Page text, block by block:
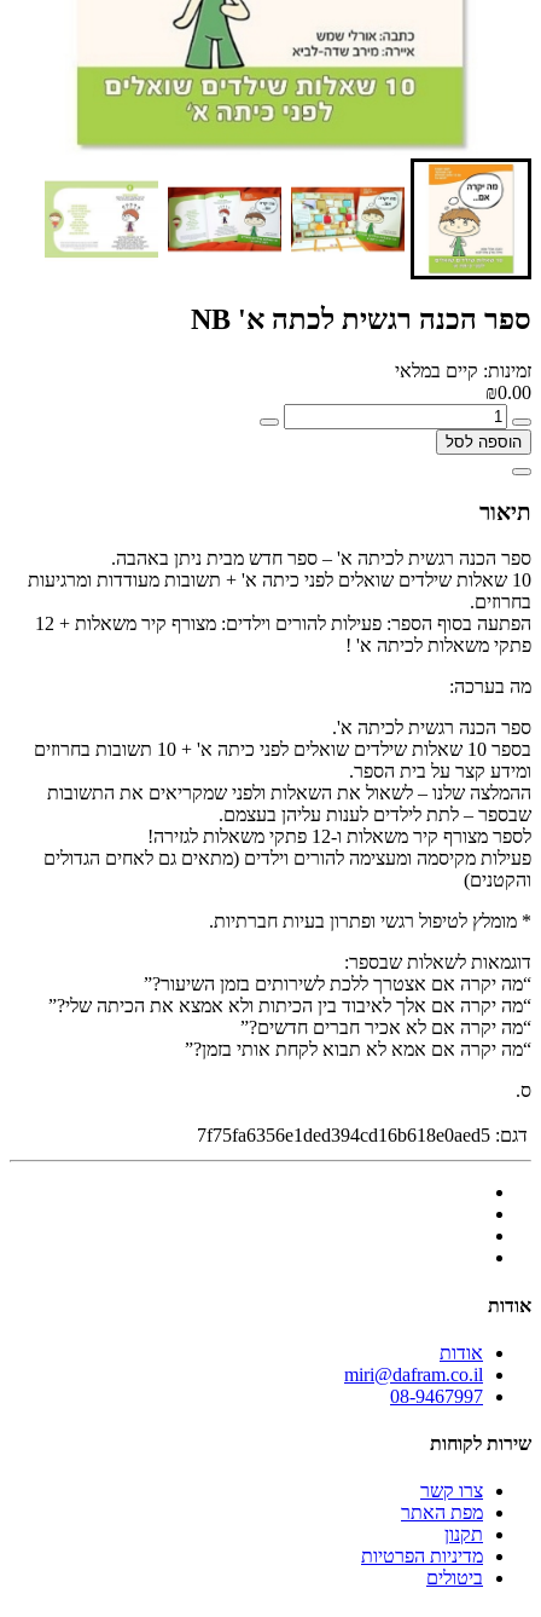
ספר הכנה רגשית לכתה א' NB
זמינות: קיים במלאי
₪0.00
הוספה לסל
תיאור
ספר הכנה רגשית לכיתה א' – ספר חדש מבית ניתן באהבה.
10 שאלות שילדים שואלים לפני כיתה א' + תשובות מעודדות ומרגיעות
בחרוזים.
הפתעה בסוף הספר: פעילות להורים וילדים: מצורף קיר משאלות + 12
פתקי משאלות לכיתה א' !
מה בערכה:
ספר הכנה רגשית לכיתה א'.
בספר 10 שאלות שילדים שואלים לפני כיתה א' + 10 תשובות בחרוזים
ומידע קצר על בית הספר.
ההמלצה שלנו – לשאול את השאלות ולפני שמקריאים את התשובות
שבספר – לתת לילדים לענות עליהן בעצמם.
לספר מצורף קיר משאלות ו-12 פתקי משאלות לגזירה!
פעילות מקיסמה ומעצימה להורים וילדים (מתאים גם לאחים הגדולים
והקטנים)
* מומלץ לטיפול רגשי ופתרון בעיות חברתיות.
דוגמאות לשאלות שבספר:
“מה יקרה אם אצטרך ללכת לשירותים בזמן השיעור?”
“מה יקרה אם אלך לאיבוד בין הכיתות ולא אמצא את הכיתה שלי?”
“מה יקרה אם לא אכיר חברים חדשים?”
“מה יקרה אם אמא לא תבוא לקחת אותי בזמן?”
ס.
דגם: 7f75fa6356e1ded394cd16b618e0aed5
אודות
אודות
miri@dafram.co.il
08-9467997
שירות לקוחות
צרו קשר
מפת האתר
תקנון
מדיניות הפרטיות
ביטולים